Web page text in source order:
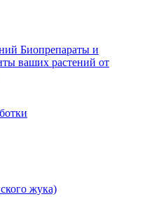
Биопрепараты и
ваших растений от
жука)